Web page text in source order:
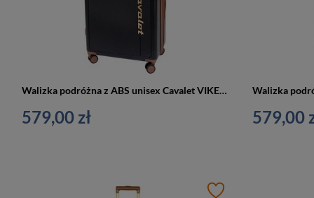
Walizka podróżna z ABS unisex Cavalet VIKEN duża na 4 kółkach czarna
579,00 zł 579,00